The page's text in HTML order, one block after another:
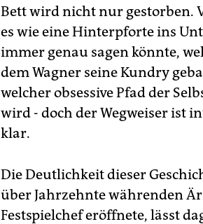
Bett wird nicht nur gestorben.
es wie eine Hinterpforte ins
immer genau sagen könnte,
dem Wagner seine Kundry
welcher obsessive Pfad der
wird - doch der Wegweiser ist
klar.
Die Deutlichkeit dieser
über Jahrzehnte währenden
Festspielchef eröffnete, lässt